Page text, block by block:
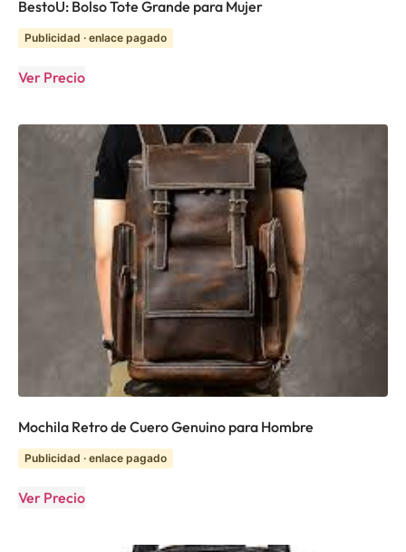
BestoU: Bolso Tote Grande para Mujer
Publicidad · enlace pagado
Ver Precio
Mochila Retro de Cuero Genuino para Hombre
Publicidad · enlace pagado
Ver Precio